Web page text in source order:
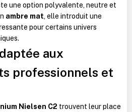
une option polyvalente, neutre et
ambre mat, elle introduit une
pour certains univers
aux
professionnels et
Nielsen C2 trouvent leur place